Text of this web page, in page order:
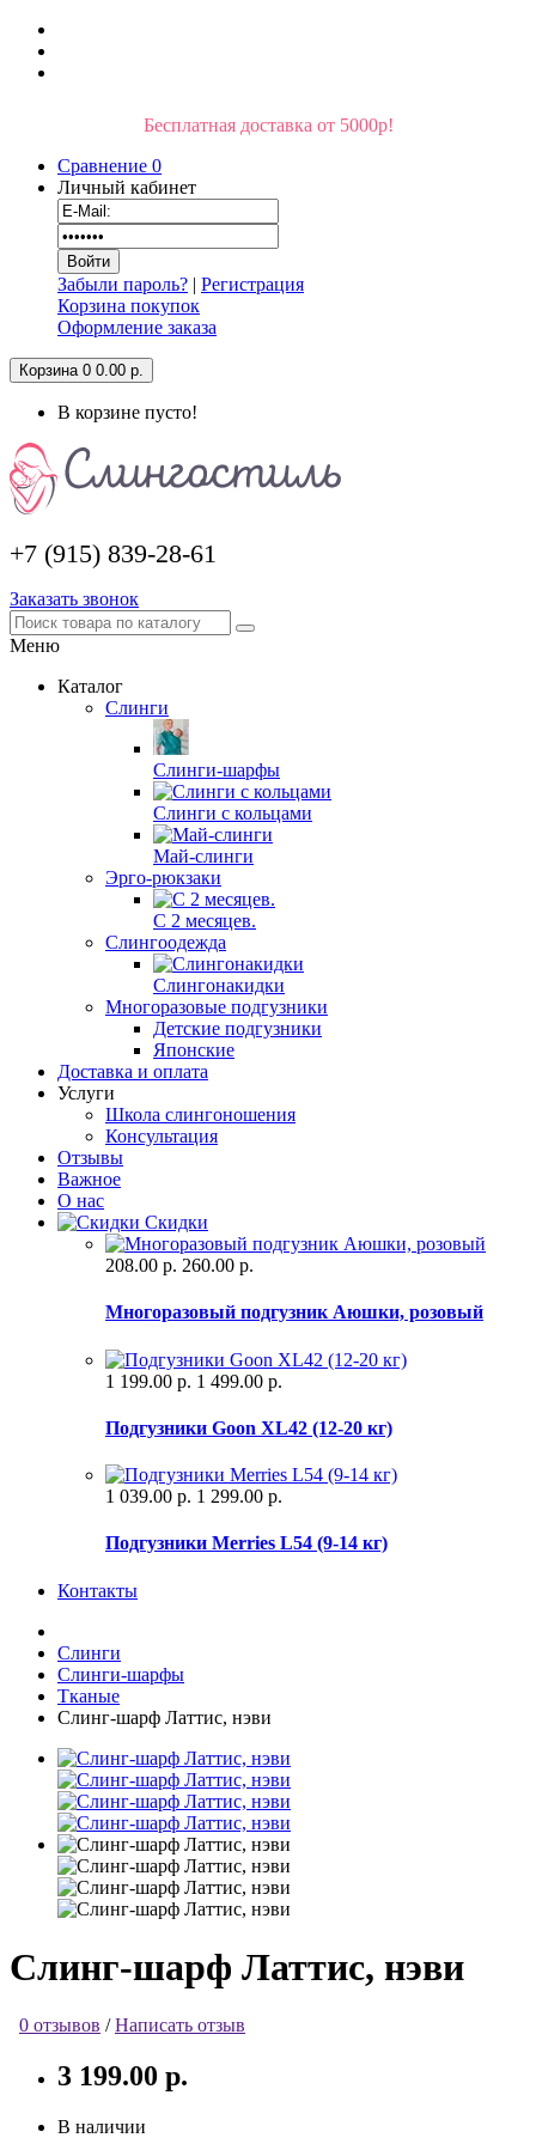
Бесплатная доставка от 5000р!
Сравнение 0
Личный кабинет
Забыли пароль? | Регистрация
Корзина покупок
Оформление заказа
Корзина 0 0.00 р.
В корзине пусто!
+7 (915) 839-28-61
Заказать звонок
Меню
Каталог
Слинги
Слинги-шарфы
Слинги с кольцами
Май-слинги
Эрго-рюкзаки
С 2 месяцев.
Слингоодежда
Слингонакидки
Многоразовые подгузники
Детские подгузники
Японские
Доставка и оплата
Услуги
Школа слингоношения
Консультация
Отзывы
Важное
О нас
Скидки
208.00 р. 260.00 р.
Многоразовый подгузник Аюшки, розовый
1 199.00 р. 1 499.00 р.
Подгузники Goon XL42 (12-20 кг)
1 039.00 р. 1 299.00 р.
Подгузники Merries L54 (9-14 кг)
Контакты
Слинги
Слинги-шарфы
Тканые
Слинг-шарф Латтис, нэви
Слинг-шарф Латтис, нэви
0 отзывов /Написать отзыв
3 199.00 р.
В наличии